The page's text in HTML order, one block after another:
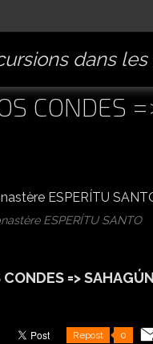
dans
CONDES
ESPERÍTU SANTO
=> SAHAGÚN
Repost 0